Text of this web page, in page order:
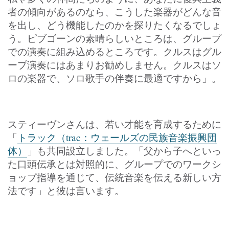
者の傾向があるのなら、こうした楽器がどんな音
を出し、どう機能したのかを探りたくなるでしょ
う。ピブゴーンの素晴らしいところは、グループ
での演奏に組み込めるところです。クルスはグル
ープ演奏にはあまりお勧めしません。クルスはソ
ロの楽器で、ソロ歌手の伴奏に最適ですから」。
スティーヴンさんは、若い才能を育成するために
「 トラック（trac：ウェールズの民族音楽振興団
体）
」も共同設立しました。「父から子へといっ
た口頭伝承とは対照的に、グループでのワークシ
ョップ指導を通じて、伝統音楽を伝える新しい方
法です」と彼は言います。